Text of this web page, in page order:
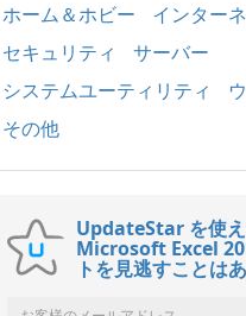
ホーム＆ホビー
インター
セキュリティ
サーバー
システムユーティリティ
その他
UpdateStar を使
Microsoft Excel
トを見逃すことは